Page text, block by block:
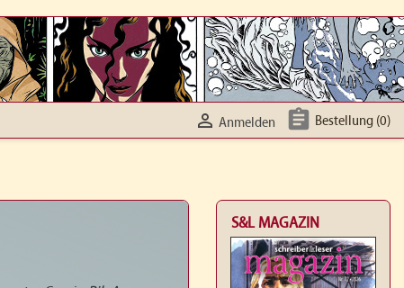
 Anmelden  Bestellung (0)
S&L MAGAZIN